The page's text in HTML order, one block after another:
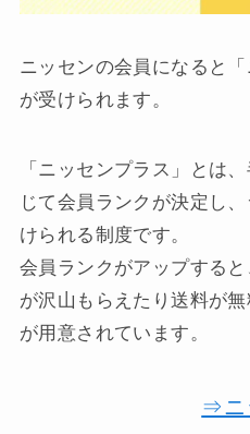
ニッセンの会員になると
が受けられます。
「ニッセンプラス」とは
じて会員ランクが決定し
けられる制度です。
会員ランクがアップする
が沢山もらえたり送料が
が用意されています。
⇒ニ